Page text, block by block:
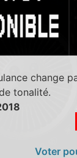
change
tonalité.
Voter